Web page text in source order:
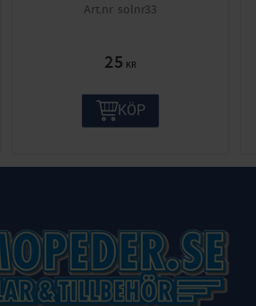
solnr33
25 KR
KÖP